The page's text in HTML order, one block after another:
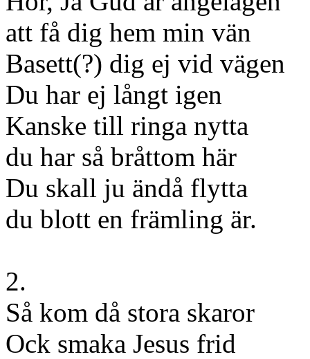
att få dig hem min vän
Basett(?) dig ej vid vägen
Du har ej långt igen
Kanske till ringa nytta
du har så bråttom här
Du skall ju ändå flytta
du blott en främling är.
2.
Så kom då stora skaror
Ock smaka Jesus frid